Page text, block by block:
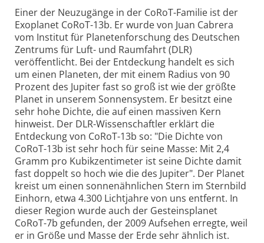
Einer der Neuzugänge in der CoRoT-Familie ist der
Exoplanet CoRoT-13b. Er wurde von Juan Cabrera
vom Institut für Planetenforschung des Deutschen
Zentrums für Luft- und Raumfahrt (DLR)
veröffentlicht. Bei der Entdeckung handelt es sich
um einen Planeten, der mit einem Radius von 90
Prozent des Jupiter fast so groß ist wie der größte
Planet in unserem Sonnensystem. Er besitzt eine
sehr hohe Dichte, die auf einen massiven Kern
hinweist. Der DLR-Wissenschaftler erklärt die
Entdeckung von CoRoT-13b so: "Die Dichte von
CoRoT-13b ist sehr hoch für seine Masse: Mit 2,4
Gramm pro Kubikzentimeter ist seine Dichte damit
fast doppelt so hoch wie die des Jupiter". Der Planet
kreist um einen sonnenähnlichen Stern im Sternbild
Einhorn, etwa 4.300 Lichtjahre von uns entfernt. In
dieser Region wurde auch der Gesteinsplanet
CoRoT-7b gefunden, der 2009 Aufsehen erregte, weil
er in Größe und Masse der Erde sehr ähnlich ist.